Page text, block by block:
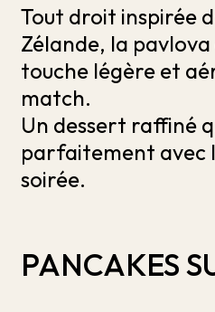
Tout droit inspirée
Zélande, la
touche légère et
match.
Un dessert raffiné
parfaitement avec
soirée.
PANCAKES